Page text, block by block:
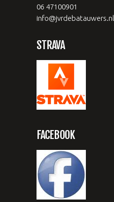
06 47100901
info@jvrdebatauwers.nl
STRAVA
FACEBOOK